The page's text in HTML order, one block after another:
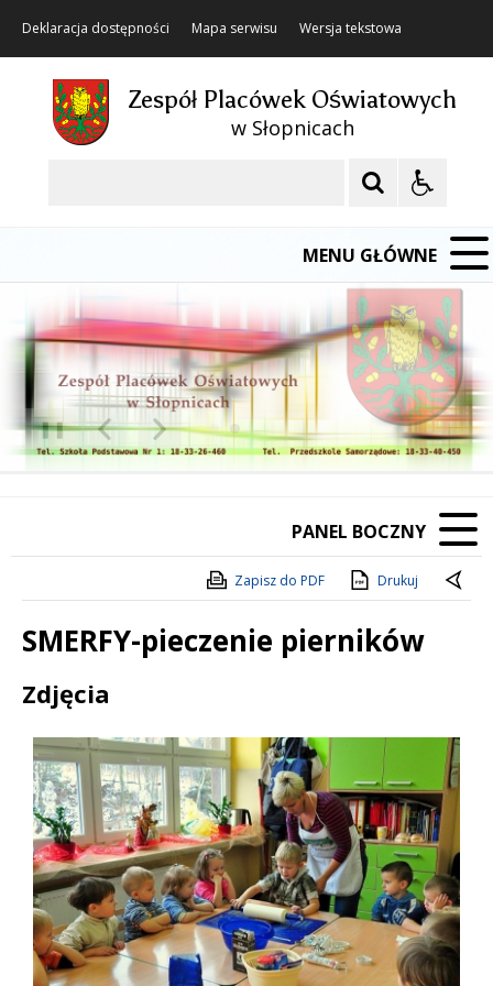
Deklaracja dostępności Mapa serwisu Wersja tekstowa
Zespół Placówek Oświatowych
w Słopnicach
MENU GŁÓWNE
Poprzedni Element
Następny Element
❚❚
PANEL BOCZNY
Zapisz do PDF Drukuj
SMERFY-pieczenie pierników
Treść
Zdjęcia